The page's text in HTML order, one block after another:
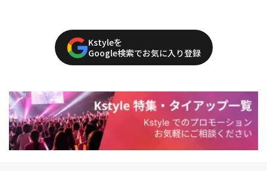
Kstyleを
Google検索でお気に入り登録